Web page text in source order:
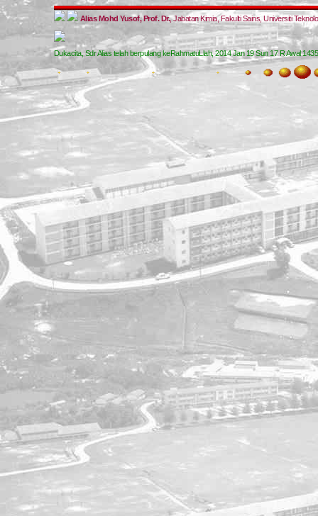
Alias Mohd Yusof, Prof. Dr., Jabatan Kimia, Fakulti Sains, Universiti
Dukacita, Sdr Alias telah berpulang keRahmatuLlah, 2014 Jan 19 Sun 17 R Awal